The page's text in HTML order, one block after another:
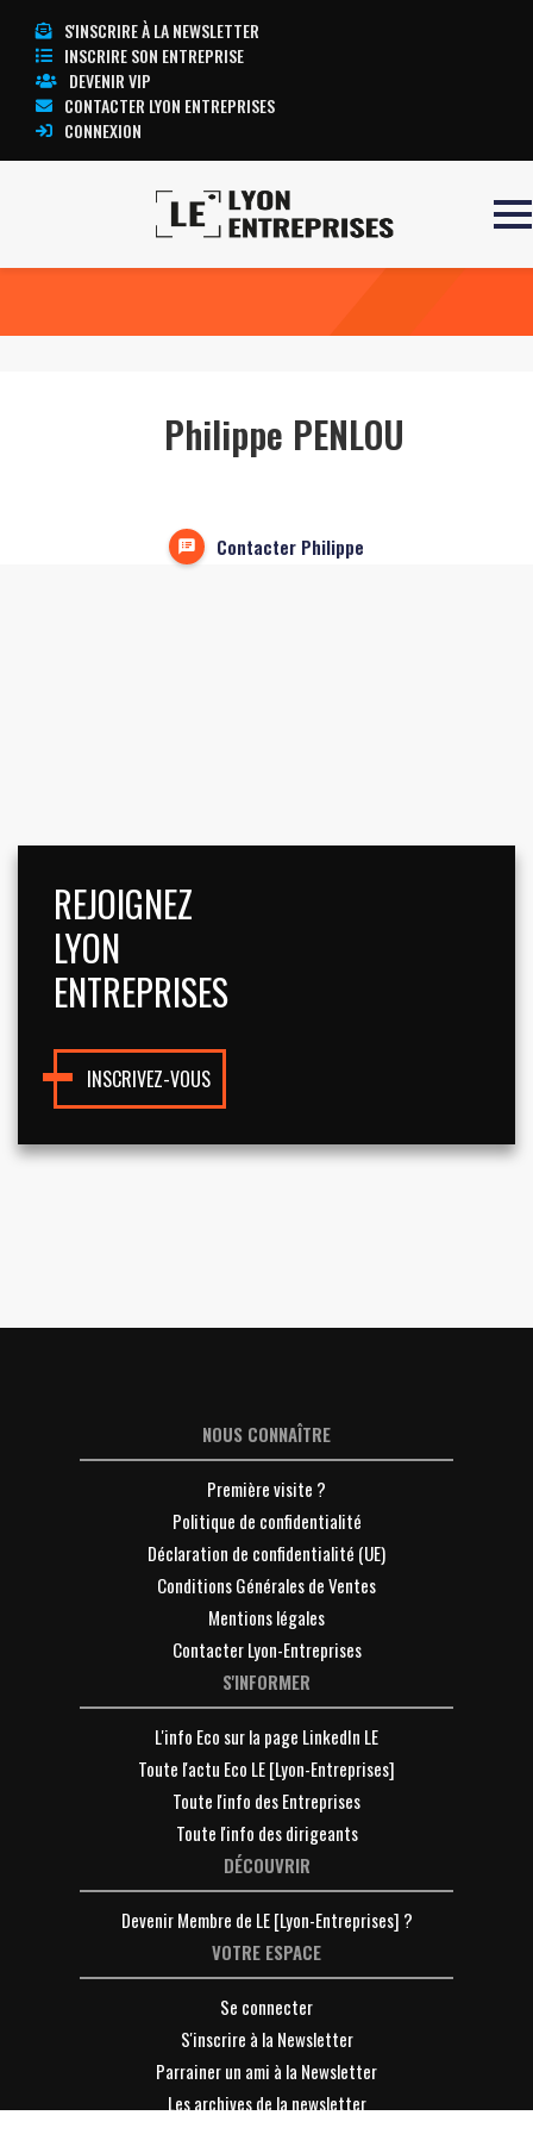
S'INSCRIRE À LA NEWSLETTER
INSCRIRE SON ENTREPRISE
DEVENIR VIP
CONTACTER LYON ENTREPRISES
CONNEXION
Philippe PENLOU
Contacter Philippe
REJOIGNEZ
LYON
ENTREPRISES
INSCRIVEZ-VOUS
NOUS CONNAÎTRE
Première visite ?
Politique de confidentialité
Déclaration de confidentialité (UE)
Conditions Générales de Ventes
Mentions légales
Contacter Lyon-Entreprises
S'INFORMER
L'info Eco sur la page LinkedIn LE
Toute l'actu Eco LE [Lyon-Entreprises]
Toute l'info des Entreprises
Toute l'info des dirigeants
DÉCOUVRIR
Devenir Membre de LE [Lyon-Entreprises] ?
VOTRE ESPACE
Se connecter
S'inscrire à la Newsletter
Parrainer un ami à la Newsletter
Les archives de la newsletter